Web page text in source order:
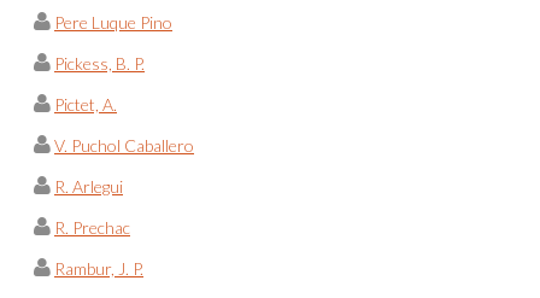
Pere Luque Pino
Pickess, B. P.
Pictet, A.
V. Puchol Caballero
R. Arlegui
R. Prechac
Rambur, J. P.